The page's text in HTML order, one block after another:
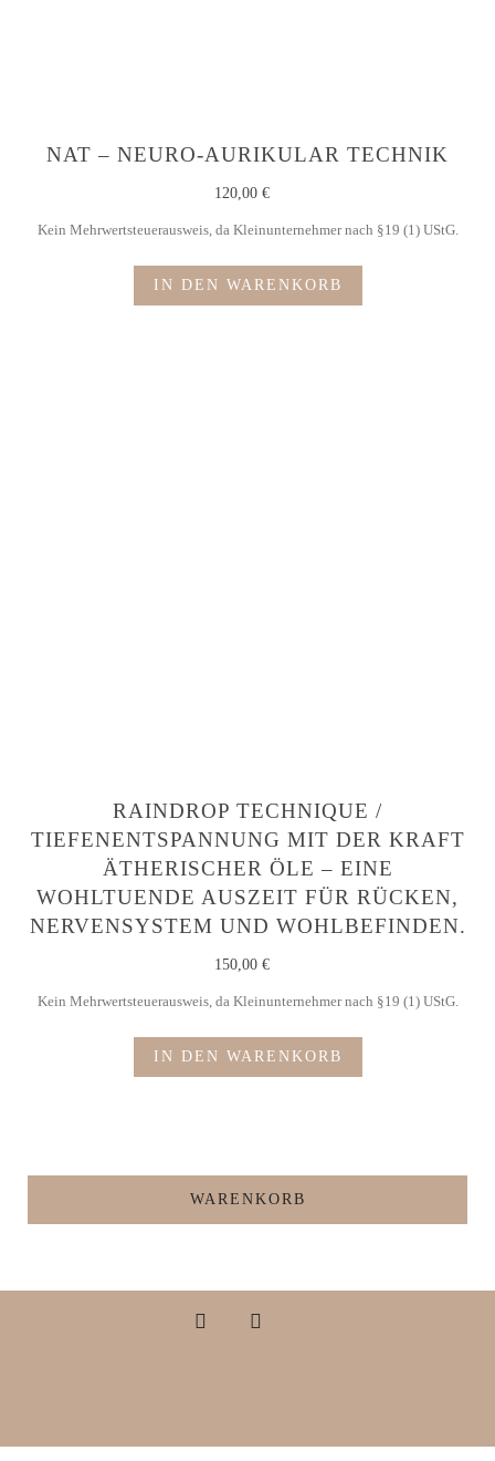
NAT – NEURO-AURIKULAR TECHNIK
120,00 €
Kein Mehrwertsteuerausweis, da Kleinunternehmer nach §19 (1) UStG.
IN DEN WARENKORB
RAINDROP TECHNIQUE /
TIEFENENTSPANNUNG MIT DER KRAFT
ÄTHERISCHER ÖLE – EINE
WOHLTUENDE AUSZEIT FÜR RÜCKEN,
NERVENSYSTEM UND WOHLBEFINDEN.
150,00 €
Kein Mehrwertsteuerausweis, da Kleinunternehmer nach §19 (1) UStG.
IN DEN WARENKORB
WARENKORB